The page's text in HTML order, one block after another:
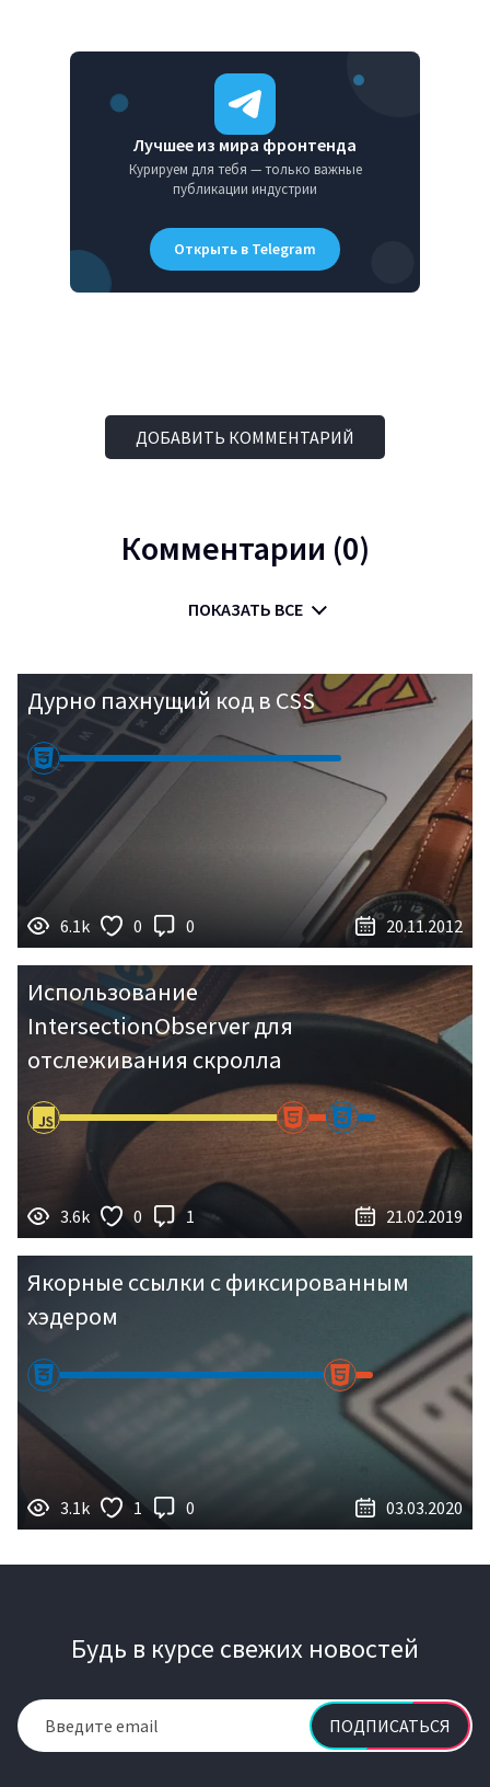
Лучшее из мира фронтенда
Курируем для тебя — только важные
публикации индустрии
Открыть в Telegram
ДОБАВИТЬ КОММЕНТАРИЙ
Комментарии (0)
ПОКАЗАТЬ ВСЕ
Дурно пахнущий код в CSS
6.1k 0 0 20.11.2012
Использование
IntersectionObserver для
отслеживания скролла
3.6k 0 1 21.02.2019
Якорные ссылки с фиксированным
хэдером
3.1k 1 0 03.03.2020
Будь в курсе свежих новостей
ПОДПИСАТЬСЯ